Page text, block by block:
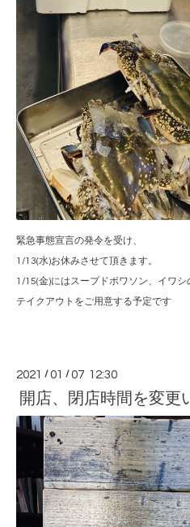
緊急事態宣言の発令を受け、
1/13(水)お休みさせて頂きます。
1/15(金)にはスープドポワソン、イワシ
テイクアウトをご用意する予定です
2021 /01 /07 12:30
開店、閉店時間を変更